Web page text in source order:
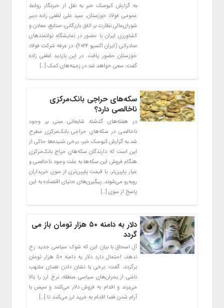
به گزارش کیوسک خبر به نقل از خبرنگار روابط
عمومی فولاد خوزستان، سید علی لطفی زاده دبیر
شورای‌عالی نظارت بر اتاق بازرگانی، صنایع، معادن و
کشاورزی ایران با حضور در نمایشگاه توانمند‌های
صادراتی (ایران اکسپو ۲۰۲۴)، در غرفه شرکت فولاد
خوزستان حضور یافت. در این بازدید لطفی زاده
گفت: سعی خواهد شد در زمینه‌‌های کمک […]
سکه‌های حراجی بانک‌مرکزی
ناخالصی دارد؟
در هفته‌های گذشته شایعاتی مبنی بر وجود
ناخالصی‌ در سکه‌های حراجی بانک‌مرکزی مطرح
شد.به گزارش کیوسک خبر، برخی شنیده‌ها حاکی از
این است که دارندگان سکه‌های حراج بانک‌مرکزی
هنگام فروش این سکه‌ها به علت وجود ناخالصی و
عیار پایین‌تر، با قیمت پایین‌تری از سوی خریداران
روبه‌رو می‌شوند. پیگیری‌های «دنیای اقتصاد» به این
پاسخ از سوی […]
دلار به دامنه ۵۰ هزار تومان باز می
گردد
آل اسحاق با بیان این که شوک سیاسی جدید رخ
ندهد، احتمال دارد دلار به دامنه ۵۰ هزار تومان
برگردد، گفت: برخی با نشان دادن فضای ملتهب
ناشی از بحران‌های سیاسی منطقه، نرخ ارز را بالا
می‌برند و اقدام به فروش دلار می‌کنند و سپس با
آرام شدن فضا اقدام به خرید ارز می‌کنند تا […]